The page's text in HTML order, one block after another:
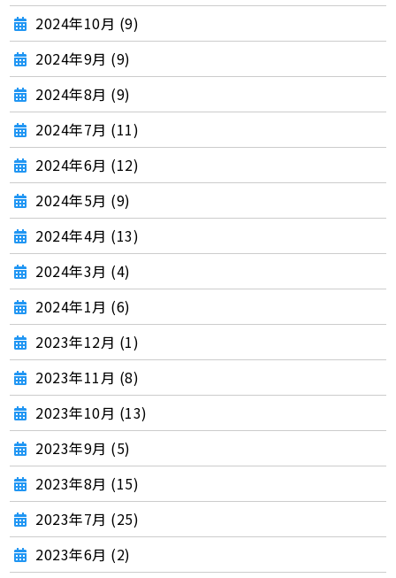
2024年10月 (9)
2024年9月 (9)
2024年8月 (9)
2024年7月 (11)
2024年6月 (12)
2024年5月 (9)
2024年4月 (13)
2024年3月 (4)
2024年1月 (6)
2023年12月 (1)
2023年11月 (8)
2023年10月 (13)
2023年9月 (5)
2023年8月 (15)
2023年7月 (25)
2023年6月 (2)